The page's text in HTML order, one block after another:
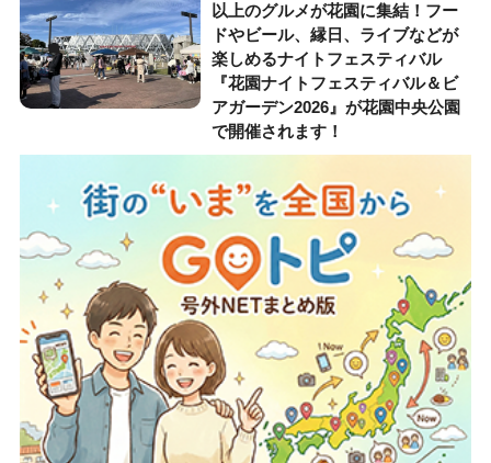
以上のグルメが花園に集結！フー
ドやビール、縁日、ライブなどが
楽しめるナイトフェスティバル
『花園ナイトフェスティバル＆ビ
アガーデン2026』が花園中央公園
で開催されます！